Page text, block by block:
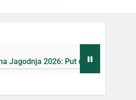
Put do Mačkovog kamena bez rupa